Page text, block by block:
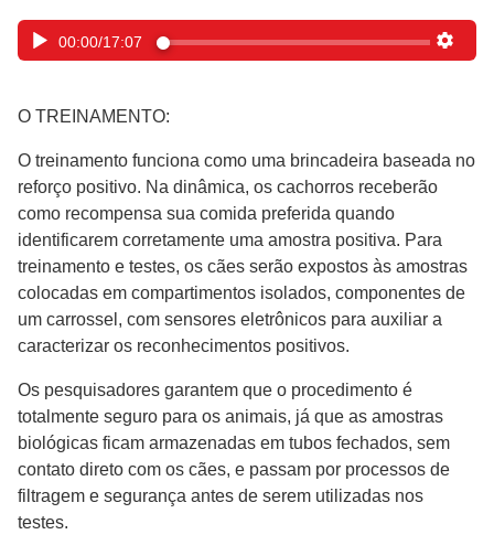
00:00/17:07
O TREINAMENTO:
O treinamento funciona como uma brincadeira baseada no
reforço positivo. Na dinâmica, os cachorros receberão
como recompensa sua comida preferida quando
identificarem corretamente uma amostra positiva. Para
treinamento e testes, os cães serão expostos às amostras
colocadas em compartimentos isolados, componentes de
um carrossel, com sensores eletrônicos para auxiliar a
caracterizar os reconhecimentos positivos.
Os pesquisadores garantem que o procedimento é
totalmente seguro para os animais, já que as amostras
biológicas ficam armazenadas em tubos fechados, sem
contato direto com os cães, e passam por processos de
filtragem e segurança antes de serem utilizadas nos
testes.